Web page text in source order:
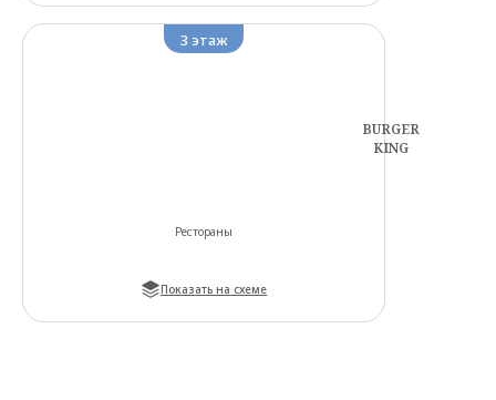
3 этаж
BURGER
KING
Рестораны
Показать на схеме